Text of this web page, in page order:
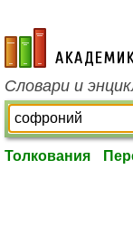
academic.ru
Словари и
Толкования